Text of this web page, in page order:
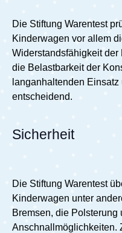
Die Stiftung Warentest
Kinderwagen vor allem
Widerstandsfähigkeit
die Belastbarkeit der
langanhaltenden
entscheidend.
Sicherheit
Die Stiftung Warentest
Kinderwagen unter
Bremsen, die Polsterung
Anschnallmöglichkeiten.